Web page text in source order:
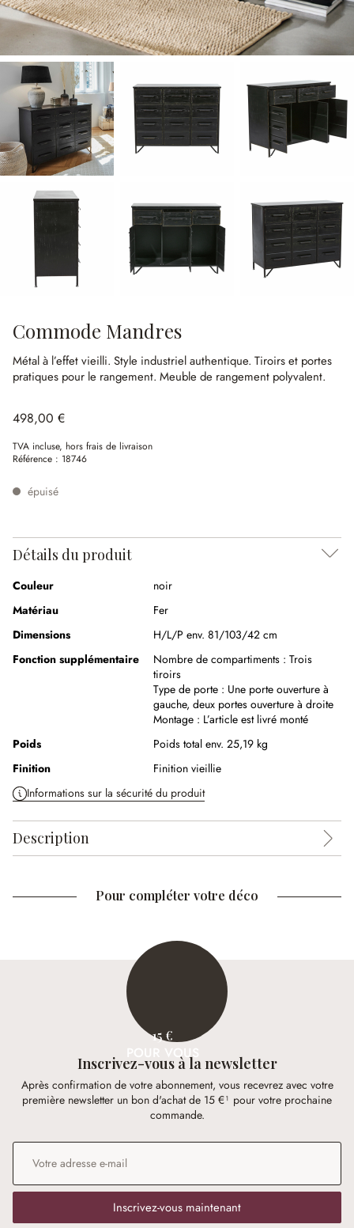
Commode Mandres
Métal à l’effet vieilli. Style industriel authentique. Tiroirs et portes
pratiques pour le rangement. Meuble de rangement polyvalent.
498,00 €
TVA incluse, hors frais de livraison
Référence : 18746
épuisé
Détails du produit
Couleur
noir
Matériau
Fer
Dimensions
H/L/P env. 81/103/42 cm
Fonction supplémentaire
Nombre de compartiments : Trois
tiroirs
Type de porte : Une porte ouverture à
gauche, deux portes ouverture à droite
Montage : L’article est livré monté
Poids
Poids total env. 25,19 kg
Finition
Finition vieillie
Informations sur la sécurité du produit
Description
Pour compléter votre déco
15 €
POUR VOUS
Inscrivez-vous à la newsletter
Après confirmation de votre abonnement, vous recevrez avec votre
première newsletter un bon d'achat de 15 €¹ pour votre prochaine
commande.
Adresse e-mail
Inscrivez-vous maintenant